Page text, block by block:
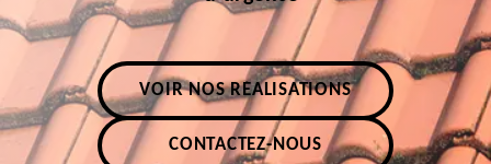
VOIR NOS RÉALISATIONS
CONTACTEZ-NOUS